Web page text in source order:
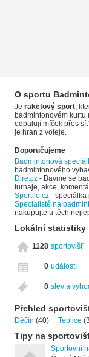
O sportu
Je raketový sport ,
badmintonovém kurtu
odpalují míček přes
je hrán z voleje.
Doporučujeme
Badmintonová
badmintonového
Dire.cz - Bavme se
turnaje, akce,
Sportilo.cz - speciálka
Specialisté na
nakupujte u těch
Lokální statistiky
1128 sportovišť
0 událostí
0 slev a
Přehled
Děčín (40) Teplice
Tipy na
Sportovní